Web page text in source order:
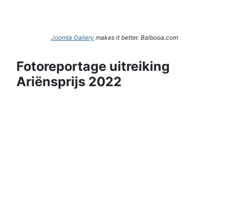
Joomla Gallery makes it better. Balbooa.com
Fotoreportage uitreiking
Ariënsprijs 2022